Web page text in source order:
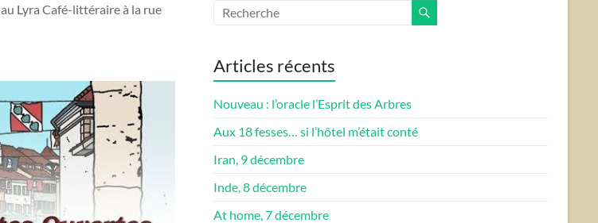
au Lyra Café-littéraire à la rue
Articles récents
Nouveau : l’oracle l’Esprit des Arbres
Aux 18 fesses… si l’hôtel m’était conté
Iran, 9 décembre
Inde, 8 décembre
At home, 7 décembre